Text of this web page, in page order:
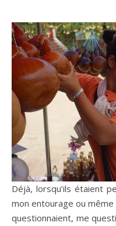
Déjà, lorsqu’ils étaient
mon entourage ou
questionnaient, me